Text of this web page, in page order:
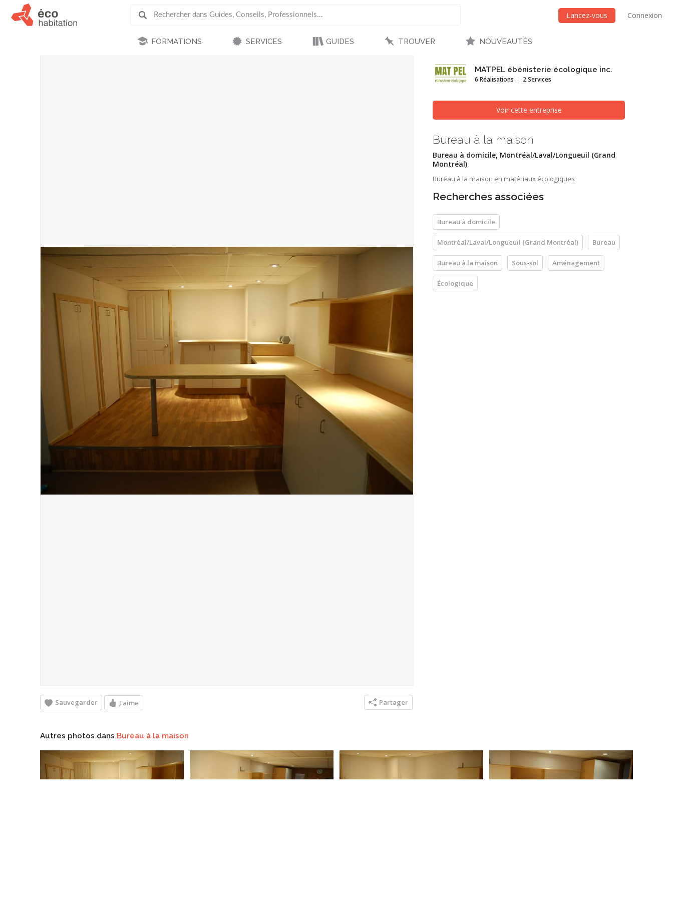
Lancez-vous Connexion
FORMATIONS SERVICES GUIDES TROUVER NOUVEAUTÉS
MATPEL ébénisterie écologique inc.
6 Réalisations 2 Services
Voir cette entreprise
Bureau à la maison
Bureau à domicile, Montréal/Laval/Longueuil (Grand
Montréal)
Bureau à la maison en matériaux écologiques
Recherches associées
Bureau à domicile
Montréal/Laval/Longueuil (Grand Montréal) Bureau
Bureau à la maison Sous-sol Aménagement
Écologique
Sauvegarder J'aime Partager
Autres photos dans Bureau à la maison